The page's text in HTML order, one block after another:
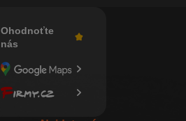
Ohodnoťte
nás